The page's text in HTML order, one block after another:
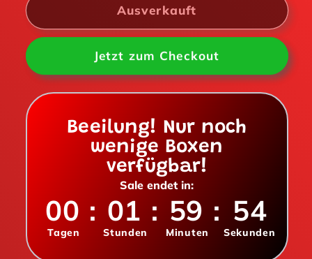
32G
Ausverkauft
Jetzt zum Checkout
Beeilung! Nur noch
wenige Boxen
verfügbar!
Sale endet in:
00 : 01 : 59 : 53
Tagen Stunden Minuten Sekunden